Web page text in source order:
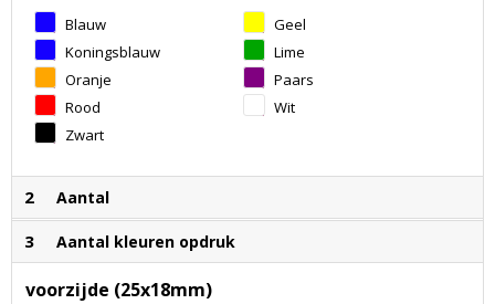
Blauw
Geel
Koningsblauw
Lime
Oranje
Paars
Rood
Wit
Zwart
2 Aantal
3 Aantal kleuren opdruk
voorzijde (25x18mm)